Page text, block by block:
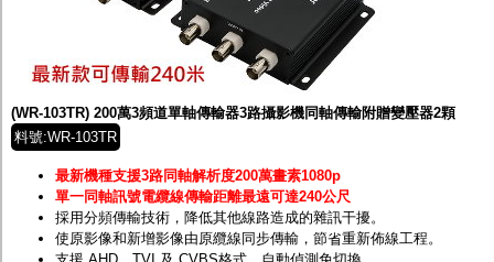
(WR-103TR) 200萬3頻道單軸傳輸器3路攝影機同軸傳輸附贈變壓器2顆
料號:WR-103TR
最新機種支援3路同軸解析度200萬畫素1080p
單一同軸訊號電纜線傳輸距離最遠可達240公尺
採用分頻傳輸技術，降低其他線路造成的雜訊干擾。
使原影像和新增影像由原纜線同步傳輸，節省重新佈線工程。